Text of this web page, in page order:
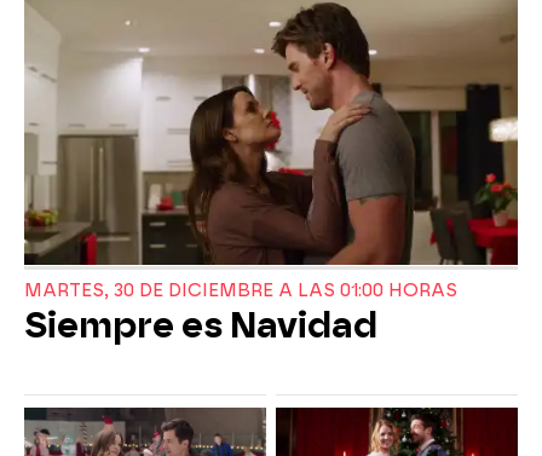
MARTES, 30 DE DICIEMBRE A LAS 01:00 HORAS
Siempre es Navidad